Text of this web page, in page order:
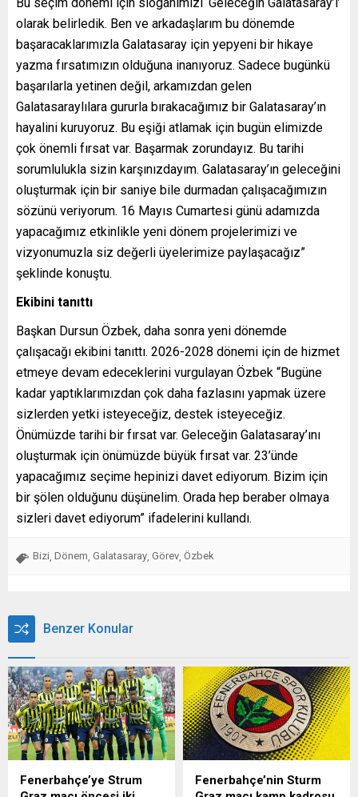
olarak belirledik. Ben ve arkadaşlarım bu dönemde
başaracaklarımızla Galatasaray için yepyeni bir hikaye
yazma fırsatımızın olduğuna inanıyoruz. Sadece bugünkü
başarılarla yetinen değil, arkamızdan gelen
Galatasaraylılara gururla bırakacağımız bir Galatasaray’ın
hayalini kuruyoruz. Bu eşiği atlamak için bugün elimizde
çok önemli fırsat var. Başarmak zorundayız. Bu tarihi
sorumlulukla sizin karşınızdayım. Galatasaray’ın geleceğini
oluşturmak için bir saniye bile durmadan çalışacağımızın
sözünü veriyorum. 16 Mayıs Cumartesi günü adamızda
yapacağımız etkinlikle yeni dönem projelerimizi ve
vizyonumuzla siz değerli üyelerimize paylaşacağız”
şeklinde konuştu.
Ekibini tanıttı
Başkan Dursun Özbek, daha sonra yeni dönemde
çalışacağı ekibini tanıttı. 2026-2028 dönemi için de hizmet
etmeye devam edeceklerini vurgulayan Özbek “Bugüne
kadar yaptıklarımızdan çok daha fazlasını yapmak üzere
sizlerden yetki isteyeceğiz, destek isteyeceğiz.
Önümüzde tarihi bir fırsat var. Geleceğin Galatasaray’ını
oluşturmak için önümüzde büyük fırsat var. 23’ünde
yapacağımız seçime hepinizi davet ediyorum. Bizim için
bir şölen olduğunu düşünelim. Orada hep beraber olmaya
sizleri davet ediyorum” ifadelerini kullandı.
Bizi Dönem Galatasaray Görev Özbek
Benzer Konular
Fenerbahçe’ye Strum
Fenerbahçe’nin Sturm